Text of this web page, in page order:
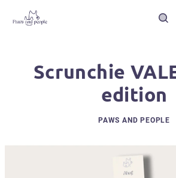
Scrunchie
edition
PAWS AND PEOPLE